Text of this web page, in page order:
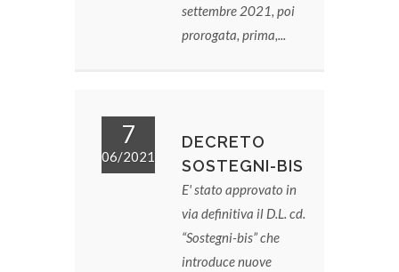
settembre 2021, poi
prorogata, prima,...
7
06/2021
DECRETO
SOSTEGNI-BIS
E' stato approvato in
via definitiva il D.L. cd.
“Sostegni-bis” che
introduce nuove